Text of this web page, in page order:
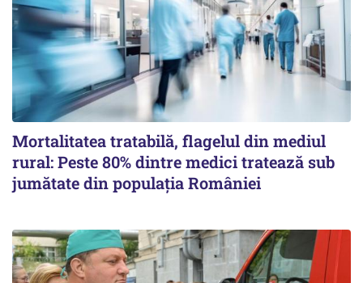
Mortalitatea tratabilă, flagelul din mediul
rural: Peste 80% dintre medici tratează sub
jumătate din populația României